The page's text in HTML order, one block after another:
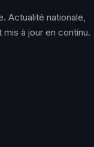
Actualité nationale,
à jour en continu.